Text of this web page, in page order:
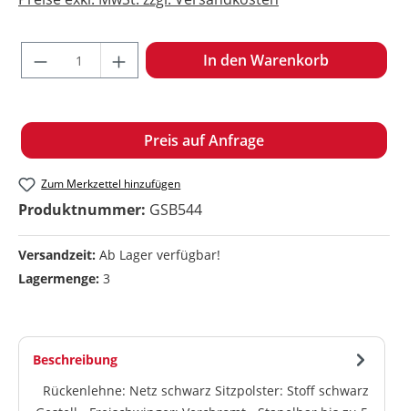
Produkt Anzahl: Gib den gewünschten Wert ein oder
In den Warenkorb
Preis auf Anfrage
Zum Merkzettel hinzufügen
Produktnummer: GSB544
Versandzeit: Ab Lager verfügbar!
Lagermenge: 3
Beschreibung
Rückenlehne: Netz schwarz Sitzpolster: Stoff schwarz